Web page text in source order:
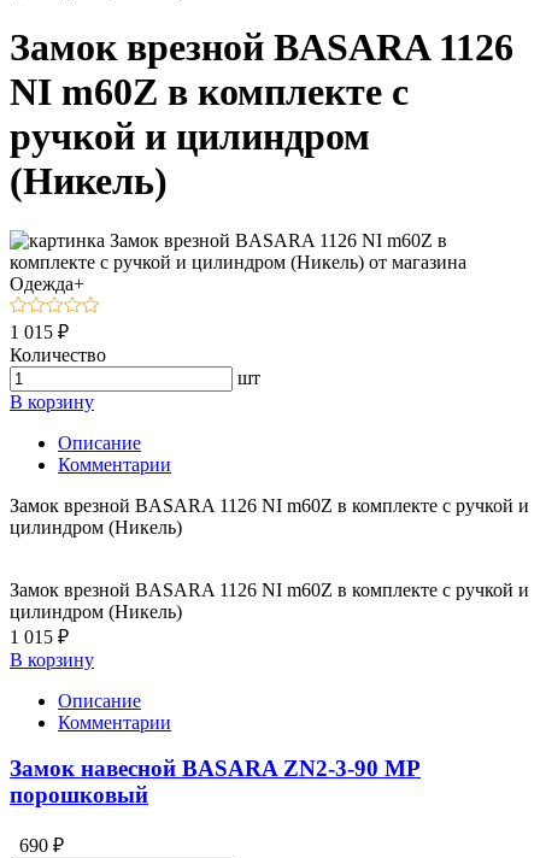
Замок врезной BASARA 1126
NI m60Z в комплекте с
ручкой и цилиндром
(Никель)
1 015 ₽
Количество
шт
В корзину
Описание
Комментарии
Замок врезной BASARA 1126 NI m60Z в комплекте с ручкой и
цилиндром (Никель)
Замок врезной BASARA 1126 NI m60Z в комплекте с ручкой и
цилиндром (Никель)
1 015 ₽
В корзину
Описание
Комментарии
Замок навесной BASARA ZN2-3-90 МР
порошковый
690 ₽